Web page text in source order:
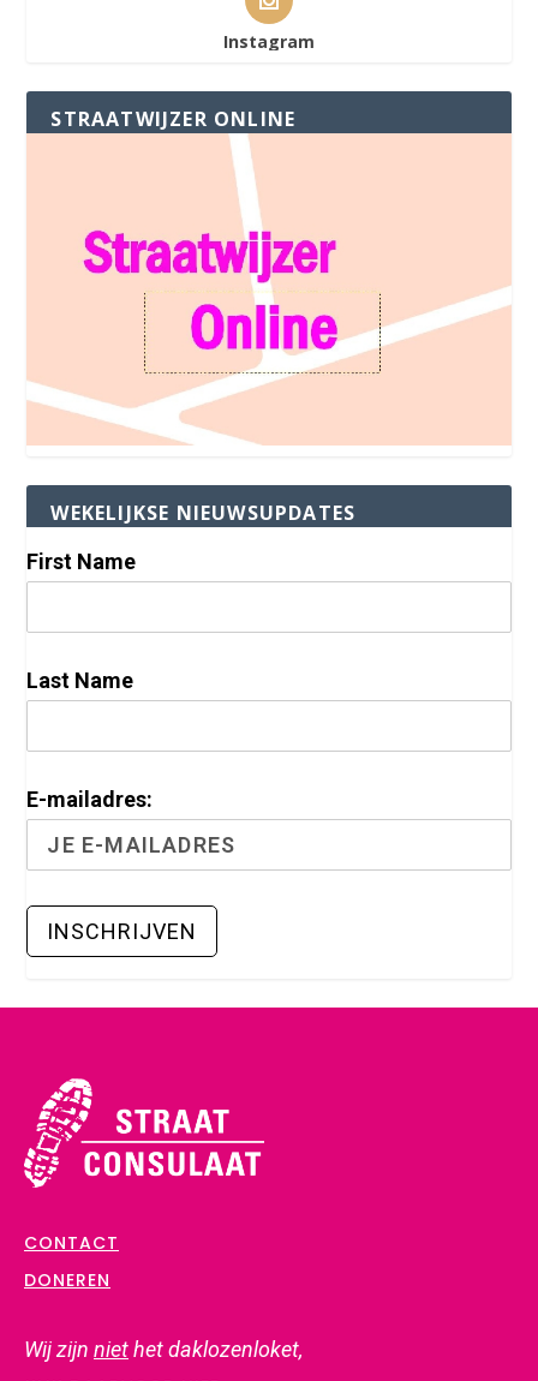
Instagram
STRAATWIJZER ONLINE
WEKELIJKSE NIEUWSUPDATES
First Name
Last Name
E-mailadres:
CONTACT
DONEREN
Wij zijn niethet daklozenloket,